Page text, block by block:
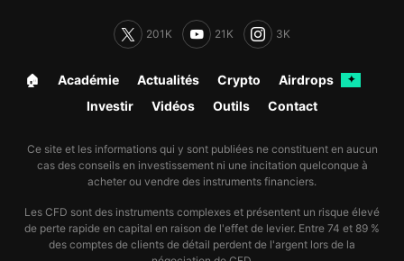
201K 21K 3K
🏠︎ Académie Actualités Crypto Airdrops ✦
Investir Vidéos Outils Contact
Ce site et les informations qui y sont publiées ne constituent en aucun
cas des conseils en investissement ni une incitation quelconque à
acheter ou vendre des instruments financiers.
Les CFD sont des instruments complexes et présentent un risque élevé
de perte rapide en capital en raison de l'effet de levier. Entre 74 et 89 %
des comptes de clients de détail perdent de l'argent lors de la